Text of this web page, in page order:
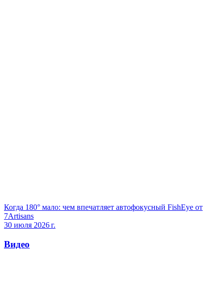
Когда 180° мало: чем впечатляет автофокусный FishEye от
7Artisans
30 июля 2026 г.
Видео